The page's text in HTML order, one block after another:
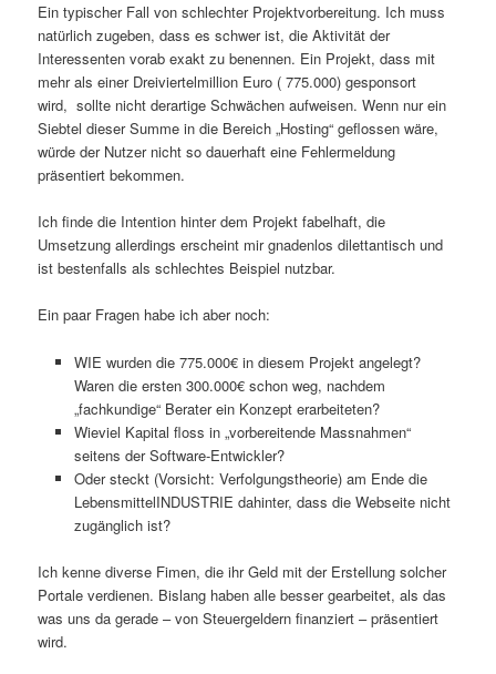
Ein typischer Fall von schlechter Projektvorbereitung. Ich muss
natürlich zugeben, dass es schwer ist, die Aktivität der
Interessenten vorab exakt zu benennen. Ein Projekt, dass mit
mehr als einer Dreiviertelmillion Euro ( 775.000) gesponsort
wird, sollte nicht derartige Schwächen aufweisen. Wenn nur ein
Siebtel dieser Summe in die Bereich „Hosting“ geflossen wäre,
würde der Nutzer nicht so dauerhaft eine Fehlermeldung
präsentiert bekommen.
Ich finde die Intention hinter dem Projekt fabelhaft, die
Umsetzung allerdings erscheint mir gnadenlos dilettantisch und
ist bestenfalls als schlechtes Beispiel nutzbar.
Ein paar Fragen habe ich aber noch:
WIE wurden die 775.000€ in diesem Projekt angelegt?
Waren die ersten 300.000€ schon weg, nachdem
„fachkundige“ Berater ein Konzept erarbeiteten?
Wieviel Kapital floss in „vorbereitende Massnahmen“
seitens der Software-Entwickler?
Oder steckt (Vorsicht: Verfolgungstheorie) am Ende die
LebensmittelINDUSTRIE dahinter, dass die Webseite nicht
zugänglich ist?
Ich kenne diverse Fimen, die ihr Geld mit der Erstellung solcher
Portale verdienen. Bislang haben alle besser gearbeitet, als das
was uns da gerade – von Steuergeldern finanziert – präsentiert
wird.